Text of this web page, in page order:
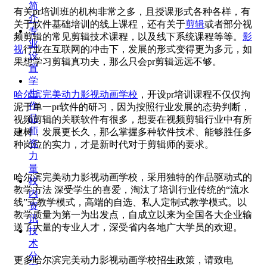
简
介
专
业
设
置
学
生
作
品
师
资
力
量
校
内
资
讯
技
术
分
有关pr培训班的机构非常之多，且授课形式各种各样，有
关于软件基础培训的线上课程，还有关于剪辑或者部分视
频剪辑的常见剪辑技术课程，以及线下系统课程等等。 影
视行业在互联网的冲击下，发展的形式变得更为多元，如
果想学习剪辑真功夫，那么只会pr剪辑远远不够。
哈尔滨完美动力影视动画学校 ，开设pr培训课程不仅仅拘
泥于单一pr软件的研习，因为按照行业发展的态势判断，
视频剪辑的关联软件有很多，想要在视频剪辑行业中有所
建树，发展更长久，那么掌握多种软件技术、能够胜任多
种岗位的实力，才是新时代对于剪辑师的要求。
哈尔滨完美动力影视动画学校，采用独特的作品驱动式的
教学方法 深受学生的喜爱，淘汰了培训行业传统的“流水
线”式教学模式，高端的自选、私人定制式教学模式。以
教学质量为第一为出发点，自成立以来为全国各大企业输
送了大量的专业人才，深受省内各地广大学员的欢迎。
更多哈尔滨完美动力影视动画学校招生政策，请致电